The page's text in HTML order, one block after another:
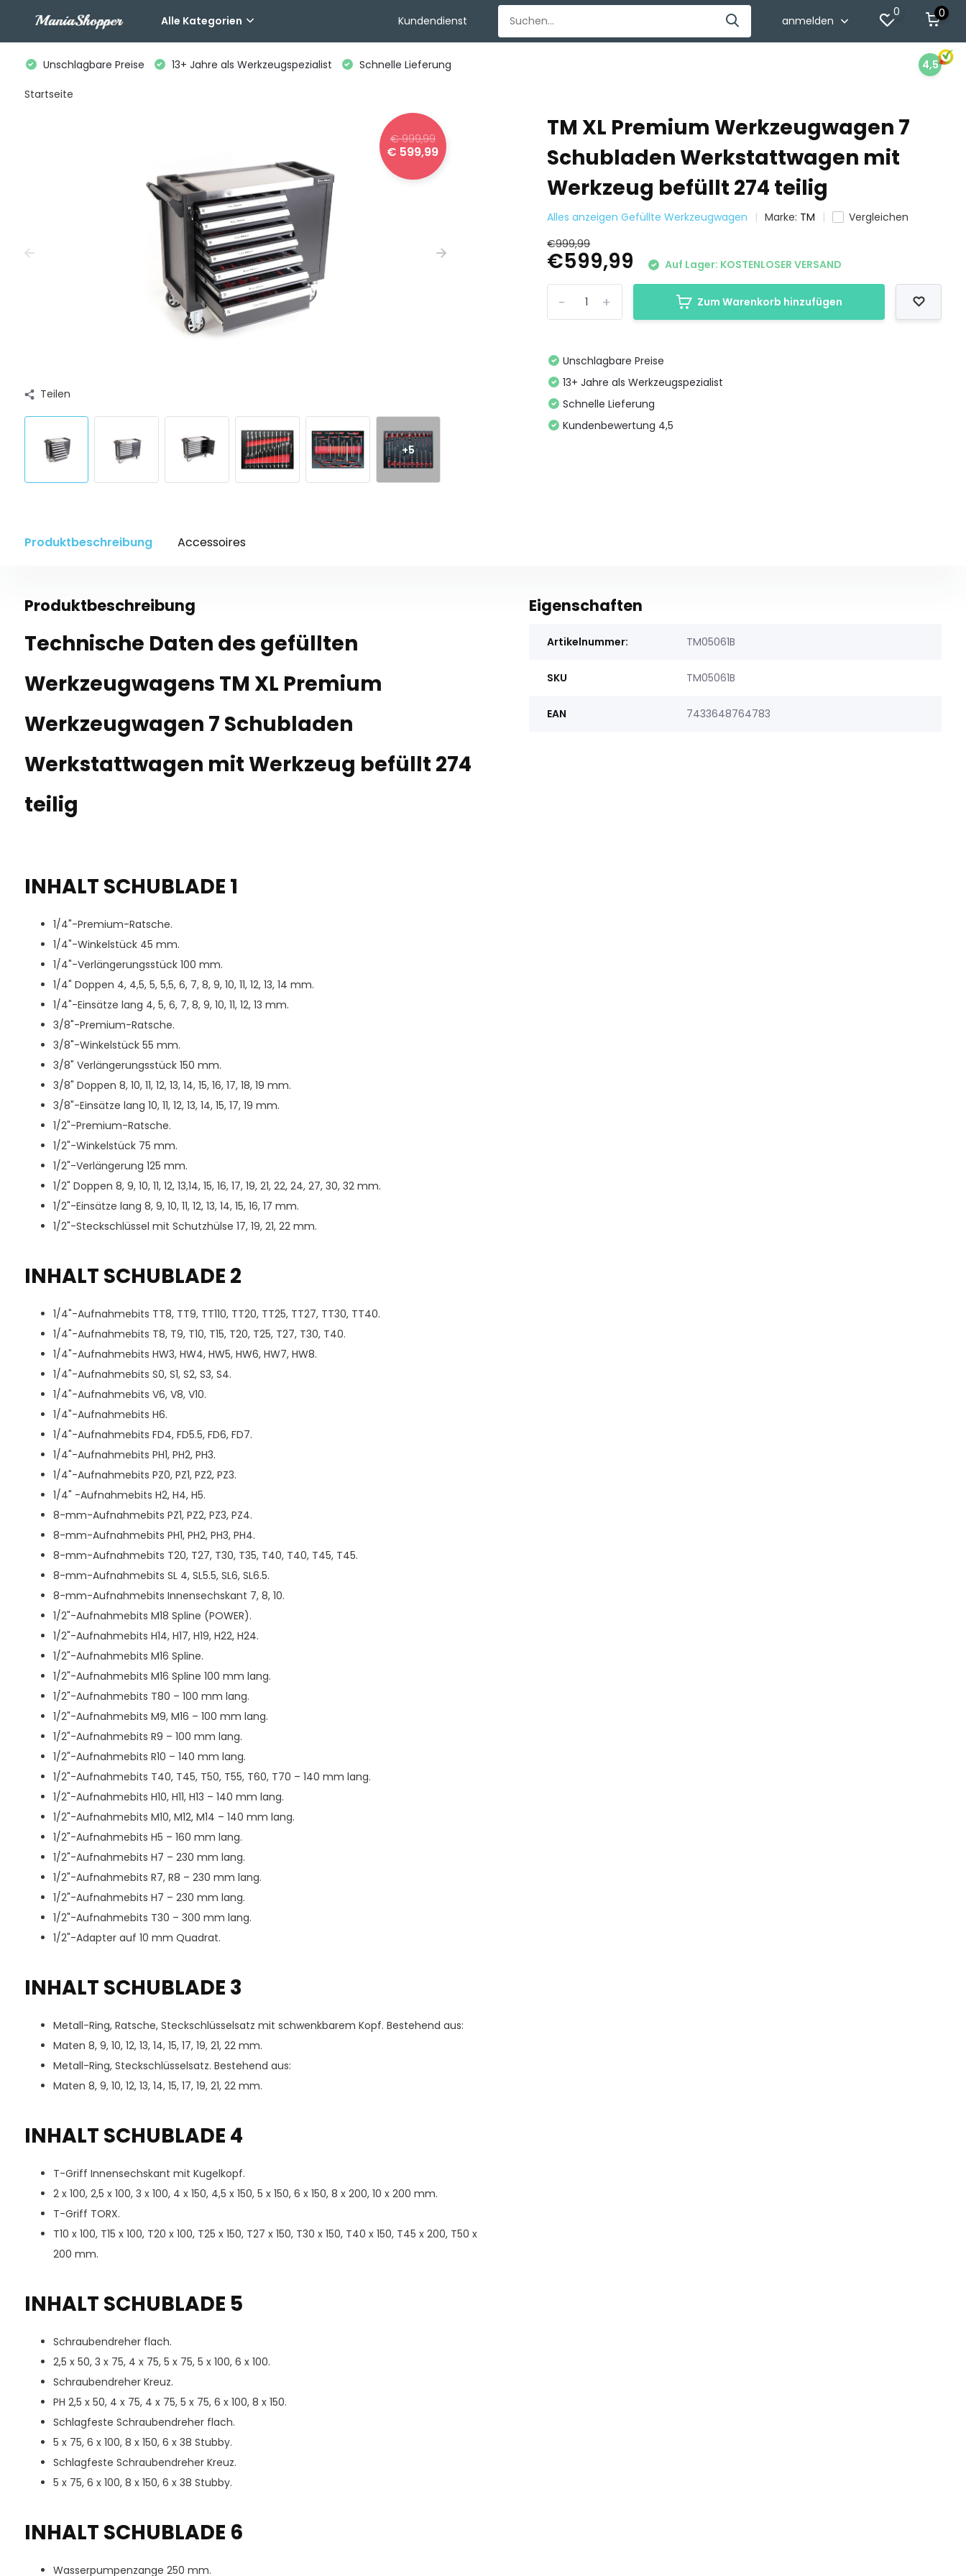
Alle Kategorien Kundendienst anmelden
0 0
Unschlagbare Preise 13+ Jahre als Werkzeugspezialist Schnelle Lieferung 4,5
Startseite
€ 999,99
€ 599,99
Teilen
+5
TM XL Premium Werkzeugwagen 7
Schubladen Werkstattwagen mit
Werkzeug befüllt 274 teilig
Alles anzeigen Gefüllte Werkzeugwagen Marke: TM
Vergleichen
€999,99
€599,99 Auf Lager: KOSTENLOSER VERSAND
+
- Zum Warenkorb hinzufügen
Unschlagbare Preise
13+ Jahre als Werkzeugspezialist
Schnelle Lieferung
Kundenbewertung 4,5
Produktbeschreibung Accessoires
Produktbeschreibung
Technische Daten des gefüllten
Werkzeugwagens TM XL Premium
Werkzeugwagen 7 Schubladen
Werkstattwagen mit Werkzeug befüllt 274
teilig
INHALT SCHUBLADE 1
1/4"-Premium-Ratsche.
1/4"-Winkelstück 45 mm.
1/4"-Verlängerungsstück 100 mm.
1/4" Doppen 4, 4,5, 5, 5,5, 6, 7, 8, 9, 10, 11, 12, 13, 14 mm.
1/4"-Einsätze lang 4, 5, 6, 7, 8, 9, 10, 11, 12, 13 mm.
3/8"-Premium-Ratsche.
3/8"-Winkelstück 55 mm.
3/8" Verlängerungsstück 150 mm.
3/8" Doppen 8, 10, 11, 12, 13, 14, 15, 16, 17, 18, 19 mm.
3/8"-Einsätze lang 10, 11, 12, 13, 14, 15, 17, 19 mm.
1/2"-Premium-Ratsche.
1/2"-Winkelstück 75 mm.
1/2"-Verlängerung 125 mm.
1/2" Doppen 8, 9, 10, 11, 12, 13,14, 15, 16, 17, 19, 21, 22, 24, 27, 30, 32 mm.
1/2"-Einsätze lang 8, 9, 10, 11, 12, 13, 14, 15, 16, 17 mm.
1/2"-Steckschlüssel mit Schutzhülse 17, 19, 21, 22 mm.
INHALT SCHUBLADE 2
1/4"-Aufnahmebits TT8, TT9, TT110, TT20, TT25, TT27, TT30, TT40.
1/4"-Aufnahmebits T8, T9, T10, T15, T20, T25, T27, T30, T40.
1/4"-Aufnahmebits HW3, HW4, HW5, HW6, HW7, HW8.
1/4"-Aufnahmebits S0, S1, S2, S3, S4.
1/4"-Aufnahmebits V6, V8, V10.
1/4"-Aufnahmebits H6.
1/4"-Aufnahmebits FD4, FD5.5, FD6, FD7.
1/4"-Aufnahmebits PH1, PH2, PH3.
1/4"-Aufnahmebits PZ0, PZ1, PZ2, PZ3.
1/4" -Aufnahmebits H2, H4, H5.
8-mm-Aufnahmebits PZ1, PZ2, PZ3, PZ4.
8-mm-Aufnahmebits PH1, PH2, PH3, PH4.
8-mm-Aufnahmebits T20, T27, T30, T35, T40, T40, T45, T45.
8-mm-Aufnahmebits SL 4, SL5.5, SL6, SL6.5.
8-mm-Aufnahmebits Innensechskant 7, 8, 10.
1/2"-Aufnahmebits M18 Spline (POWER).
1/2"-Aufnahmebits H14, H17, H19, H22, H24.
1/2"-Aufnahmebits M16 Spline.
1/2"-Aufnahmebits M16 Spline 100 mm lang.
1/2"-Aufnahmebits T80 – 100 mm lang.
1/2"-Aufnahmebits M9, M16 – 100 mm lang.
1/2"-Aufnahmebits R9 – 100 mm lang.
1/2"-Aufnahmebits R10 – 140 mm lang.
1/2"-Aufnahmebits T40, T45, T50, T55, T60, T70 – 140 mm lang.
1/2"-Aufnahmebits H10, H11, H13 – 140 mm lang.
1/2"-Aufnahmebits M10, M12, M14 – 140 mm lang.
1/2"-Aufnahmebits H5 – 160 mm lang.
1/2"-Aufnahmebits H7 – 230 mm lang.
1/2"-Aufnahmebits R7, R8 – 230 mm lang.
1/2"-Aufnahmebits H7 – 230 mm lang.
1/2"-Aufnahmebits T30 – 300 mm lang.
1/2"-Adapter auf 10 mm Quadrat.
INHALT SCHUBLADE 3
Metall-Ring, Ratsche, Steckschlüsselsatz mit schwenkbarem Kopf. Bestehend aus:
Maten 8, 9, 10, 12, 13, 14, 15, 17, 19, 21, 22 mm.
Metall-Ring, Steckschlüsselsatz. Bestehend aus:
Maten 8, 9, 10, 12, 13, 14, 15, 17, 19, 21, 22 mm.
INHALT SCHUBLADE 4
T-Griff Innensechskant mit Kugelkopf.
2 x 100, 2,5 x 100, 3 x 100, 4 x 150, 4,5 x 150, 5 x 150, 6 x 150, 8 x 200, 10 x 200 mm.
T-Griff TORX.
T10 x 100, T15 x 100, T20 x 100, T25 x 150, T27 x 150, T30 x 150, T40 x 150, T45 x 200, T50 x
200 mm.
INHALT SCHUBLADE 5
Schraubendreher flach.
2,5 x 50, 3 x 75, 4 x 75, 5 x 75, 5 x 100, 6 x 100.
Schraubendreher Kreuz.
PH 2,5 x 50, 4 x 75, 4 x 75, 5 x 75, 6 x 100, 8 x 150.
Schlagfeste Schraubendreher flach.
5 x 75, 6 x 100, 8 x 150, 6 x 38 Stubby.
Schlagfeste Schraubendreher Kreuz.
5 x 75, 6 x 100, 8 x 150, 6 x 38 Stubby.
INHALT SCHUBLADE 6
Wasserpumpenzange 250 mm.
Eigenschaften
Artikelnummer: TM05061B
SKU TM05061B
EAN 7433648764783